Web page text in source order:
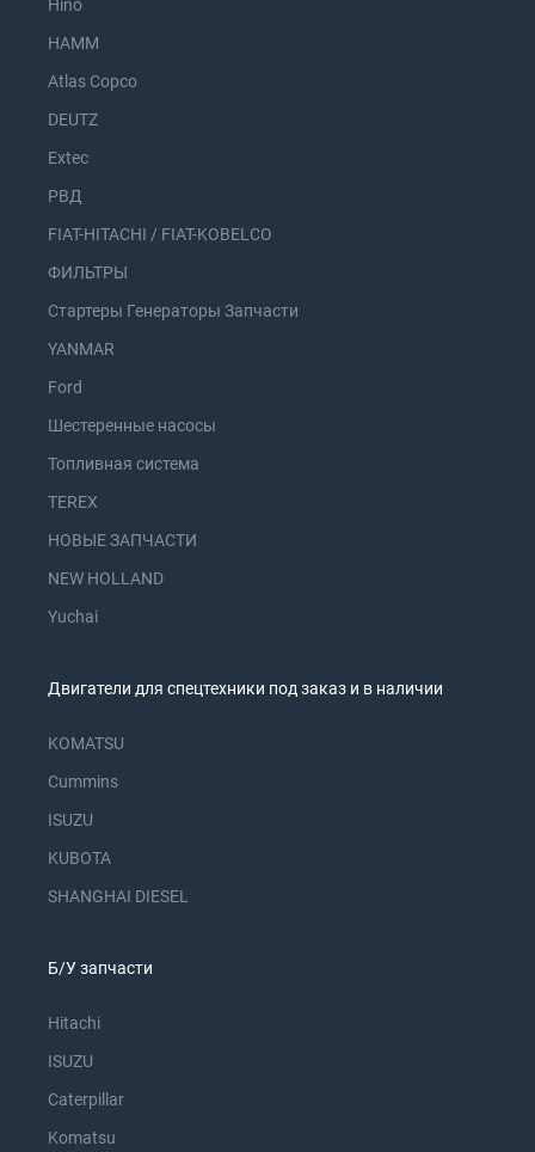
Hino
HAMM
Atlas Copco
DEUTZ
Extec
РВД
FIAT-HITACHI / FIAT-KOBELCO
ФИЛЬТРЫ
Стартеры Генераторы Запчасти
YANMAR
Ford
Шестеренные насосы
Топливная система
TEREX
НОВЫЕ ЗАПЧАСТИ
NEW HOLLAND
Yuchai
Двигатели для спецтехники под заказ и в наличии
KOMATSU
Cummins
ISUZU
KUBOTA
SHANGHAI DIESEL
Б/У запчасти
Hitachi
ISUZU
Caterpillar
Komatsu